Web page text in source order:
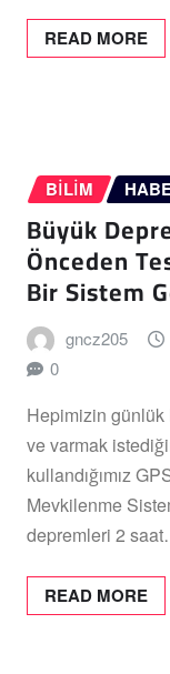
READ MORE
BILIM
Büyük
Önceden
Bir Sistem
gncz205
0
Hepimizin
ve varmak
kullandığımız
Mevkilenme
depremleri 2
READ MORE